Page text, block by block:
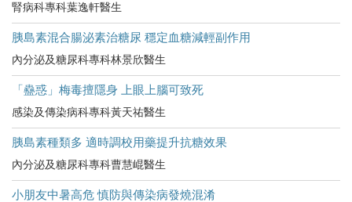
腎病科專科葉逸軒醫生
胰島素混合腸泌素治糖尿 穩定血糖減輕副作用
內分泌及糖尿科專科林景欣醫生
「蠱惑」梅毒擅隱身 上眼上腦可致死
感染及傳染病科專科黃天祐醫生
胰島素種類多 適時調校用藥提升抗糖效果
內分泌及糖尿科專科曹慧崐醫生
小朋友中暑高危​ 慎防與傳染病發燒混淆